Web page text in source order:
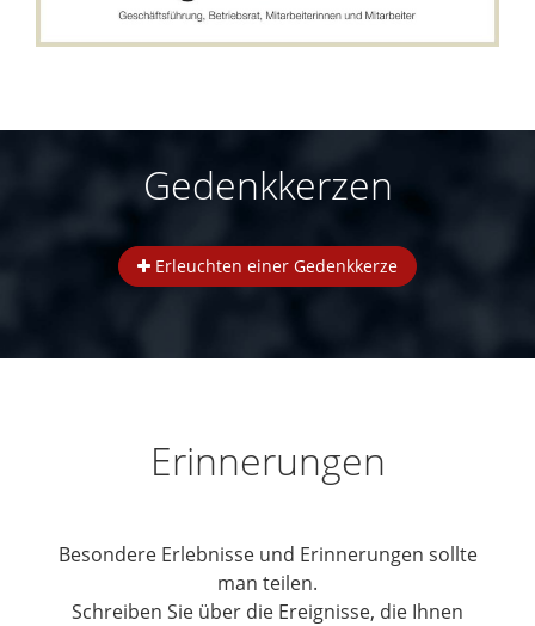
Gedenkkerzen
Erleuchten einer Gedenkkerze
Erinnerungen
Besondere Erlebnisse und Erinnerungen sollte
man teilen.
Schreiben Sie über die Ereignisse, die Ihnen